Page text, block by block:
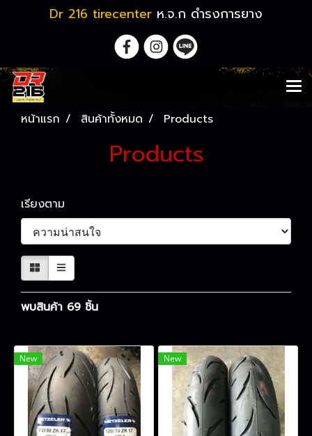
Dr 216 tirecenter ห.จ.ก ดำรงการยาง
หน้าแรก สินค้าทั้งหมด Products
Products
เรียงตาม
พบสินค้า 69 ชิ้น
New New